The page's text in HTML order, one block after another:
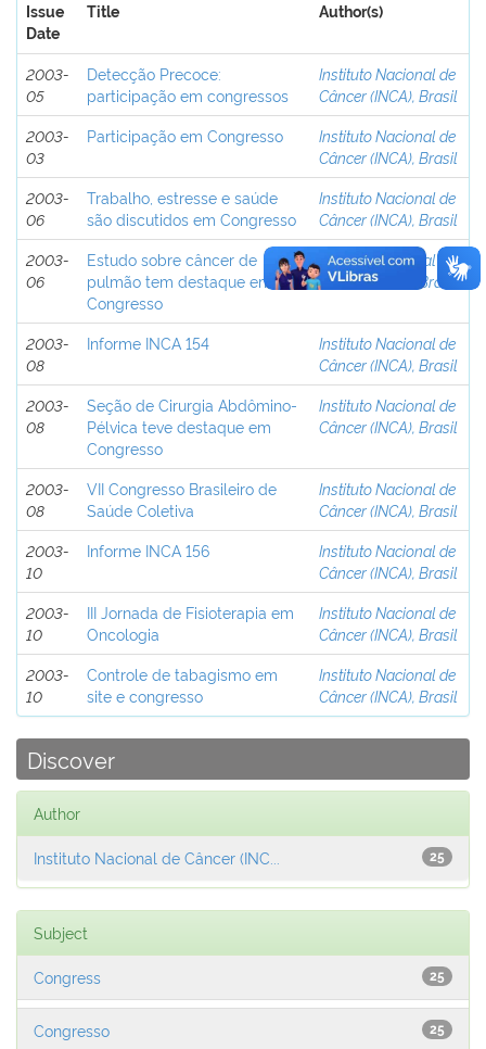
Issue
Date
Title Author(s)
2003-
05
Detecção Precoce:
participação em congressos
Instituto Nacional de
Câncer (INCA), Brasil
2003-
03
Participação em Congresso
Instituto Nacional de
Câncer (INCA), Brasil
2003-
06
Trabalho, estresse e saúde
são discutidos em Congresso
Instituto Nacional de
Câncer (INCA), Brasil
2003-
06
Estudo sobre câncer de
pulmão tem destaque em
Congresso
Instituto Nacional de
Câncer (INCA), Brasil
2003-
08
Informe INCA 154
Instituto Nacional de
Câncer (INCA), Brasil
2003-
08
Seção de Cirurgia Abdômino-
Pélvica teve destaque em
Congresso
Instituto Nacional de
Câncer (INCA), Brasil
2003-
08
VII Congresso Brasileiro de
Saúde Coletiva
Instituto Nacional de
Câncer (INCA), Brasil
2003-
10
Informe INCA 156
Instituto Nacional de
Câncer (INCA), Brasil
2003-
10
III Jornada de Fisioterapia em
Oncologia
Instituto Nacional de
Câncer (INCA), Brasil
2003-
10
Controle de tabagismo em
site e congresso
Instituto Nacional de
Câncer (INCA), Brasil
Discover
Author
25
Instituto Nacional de Câncer (INC...
Subject
25
Congress
25
Congresso